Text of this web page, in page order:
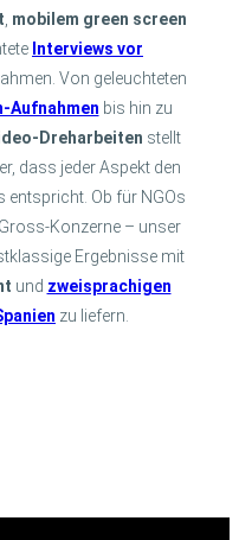
mobilem green screen
Interviews vor
Von geleuchteten
Aufnahmen bis hin zu
Dreharbeiten stellt
dass jeder Aspekt den
Ob für NGOs
Konzerne – unser
Ergebnisse mit
und zweisprachigen
zu liefern.